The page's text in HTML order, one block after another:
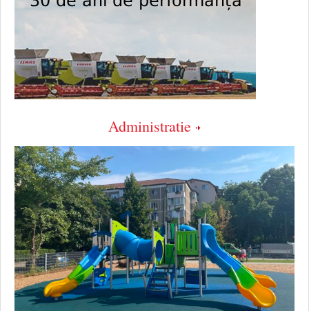
Administratie